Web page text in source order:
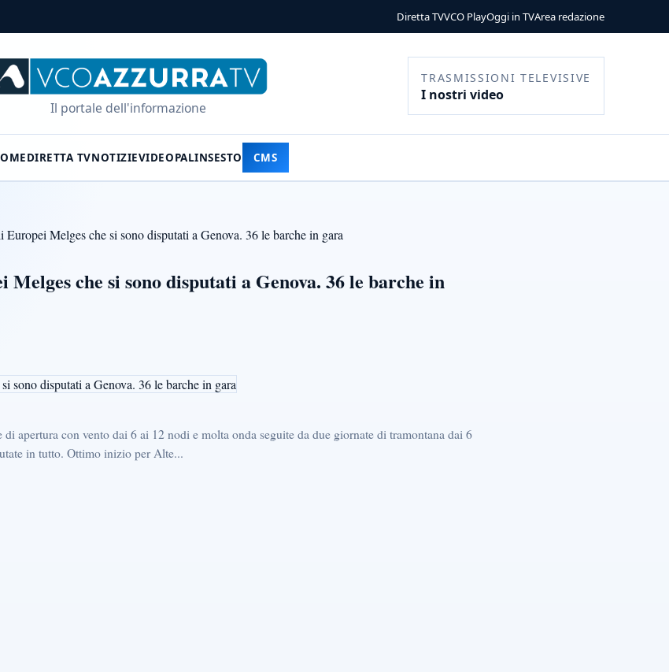
Diretta TVVCO PlayOggi in TVArea redazione
Il portale dell'informazione
TRASMISSIONI TELEVISIVE
I nostri video
DIRETTA TVNOTIZIEVIDEOPALINSESTO CMS
Europei Melges che si sono disputati a Genova. 36 le barche in gara
che si sono disputati a Genova. 36 le barche in
apertura con vento dai 6 ai 12 nodi e molta onda seguite da due giornate di tramontana dai 6
in tutto. Ottimo inizio per Alte...